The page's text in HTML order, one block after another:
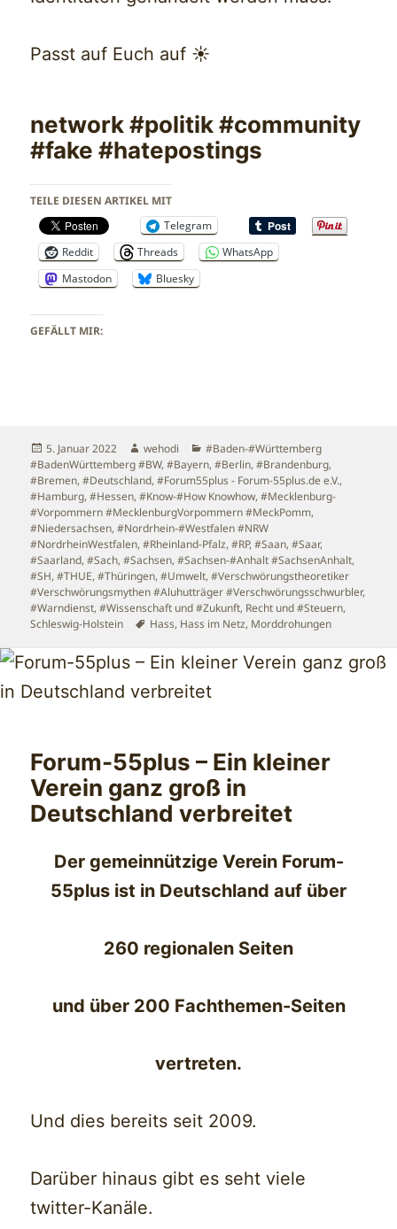
Passt auf Euch auf ☀️
network #politik #community
#fake #hatepostings
TEILE DIESEN ARTIKEL MIT
Telegram
Reddit
Threads
WhatsApp
Mastodon
Bluesky
GEFÄLLT MIR:
Veröffentlicht
am
5. Januar 2022 Autor
wehodi Kategorien
#Baden-#Württemberg
#BadenWürttemberg #BW,#Bayern,#Berlin,#Brandenburg,
#Bremen,#Deutschland,#Forum55plus - Forum-55plus.de e.V.,
#Hamburg,#Hessen,#Know-#How Knowhow,#Mecklenburg-
#Vorpommern #MecklenburgVorpommern #MeckPomm,
#Niedersachsen,#Nordrhein-#Westfalen #NRW
#NordrheinWestfalen,#Rheinland-Pfalz,#RP,#Saan,#Saar,
#Saarland,#Sach,#Sachsen,#Sachsen-#Anhalt #SachsenAnhalt,
#SH,#THUE,#Thüringen,#Umwelt,#Verschwörungstheoretiker
#Verschwörungsmythen #Aluhutträger #Verschwörungsschwurbler,
#Warndienst,#Wissenschaft und #Zukunft, Recht und #Steuern,
Schleswig-Holstein
Schlagwörter
Hass, Hass im Netz, Morddrohungen
Forum-55plus – Ein kleiner
Verein ganz groß in
Deutschland verbreitet
Der gemeinnützige Verein Forum-
55plus ist in Deutschland auf über
260 regionalen Seiten
und über 200 Fachthemen-Seiten
vertreten.
Und dies bereits seit 2009.
Darüber hinaus gibt es seht viele
twitter-Kanäle.